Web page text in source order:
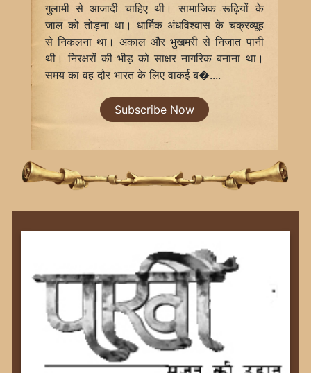
गुलामी से आजादी चाहिए थी। सामाजिक रूढ़ियों के
जाल को तोड़ना था। धार्मिक अंधविश्वास के चक्रव्यूह
से निकलना था। अकाल और भुखमरी से निजात पानी
थी। निरक्षरों की भीड़ को साक्षर नागरिक बनाना था।
समय का वह दौर भारत के लिए वाकई ब�....
Subscribe Now